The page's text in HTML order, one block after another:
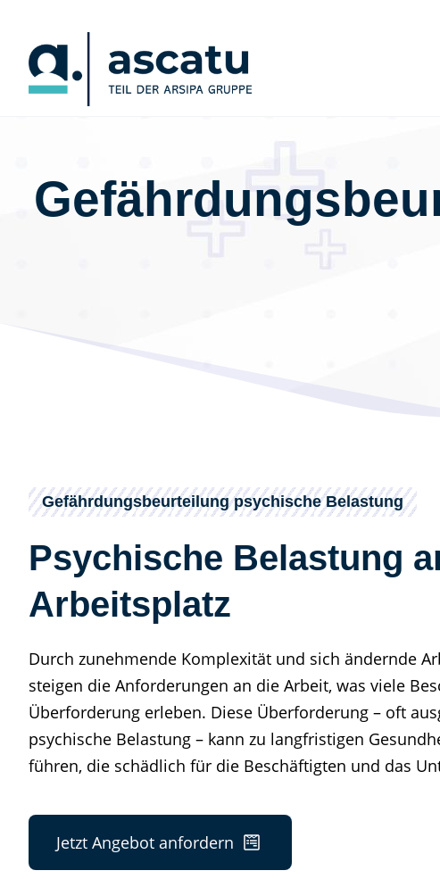
Gefährdungsbeurteilung psychische Belastung
Psychische Belastung
Arbeitsplatz
Durch zunehmende Komplexität und sich ändernde
steigen die Anforderungen an die Arbeit, was viele
Überforderung erleben. Diese Überforderung – oft
psychische Belastung – kann zu langfristigen
führen, die schädlich für die Beschäftigten und das
Jetzt Angebot anfordern